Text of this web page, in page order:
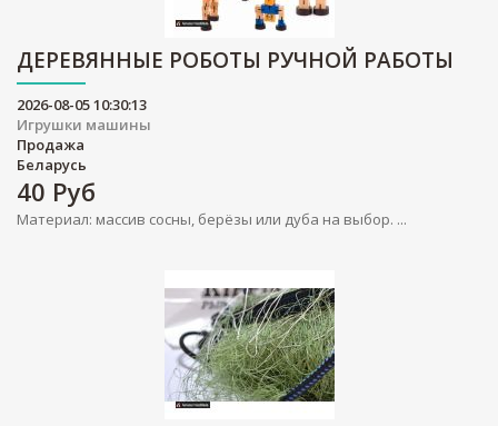
ДЕРЕВЯННЫЕ РОБОТЫ РУЧНОЙ РАБОТЫ
2026-08-05 10:30:13
Игрушки машины
Продажа
Беларусь
40 Руб
Материал: массив сосны, берёзы или дуба на выбор. ...